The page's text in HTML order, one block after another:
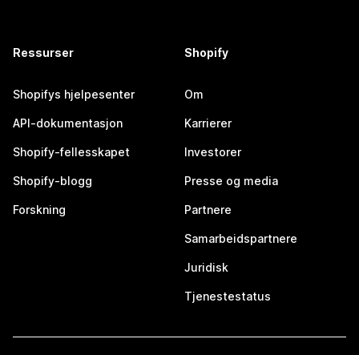
Ressurser
Shopifys hjelpesenter
API-dokumentasjon
Shopify-fellesskapet
Shopify-blogg
Forskning
Shopify
Om
Karrierer
Investorer
Presse og media
Partnere
Samarbeidspartnere
Juridisk
Tjenestestatus